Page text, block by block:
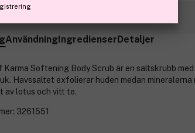
AnvändningIngredienserDetaljer
Softening Body Scrub är en saltskrubb
Havssaltet exfolierar huden medan
av lotus och vitt te.
3261551